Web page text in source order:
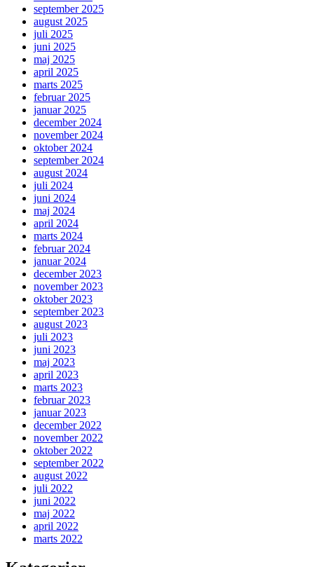
september 2025
august 2025
juli 2025
juni 2025
maj 2025
april 2025
marts 2025
februar 2025
januar 2025
december 2024
november 2024
oktober 2024
september 2024
august 2024
juli 2024
juni 2024
maj 2024
april 2024
marts 2024
februar 2024
januar 2024
december 2023
november 2023
oktober 2023
september 2023
august 2023
juli 2023
juni 2023
maj 2023
april 2023
marts 2023
februar 2023
januar 2023
december 2022
november 2022
oktober 2022
september 2022
august 2022
juli 2022
juni 2022
maj 2022
april 2022
marts 2022